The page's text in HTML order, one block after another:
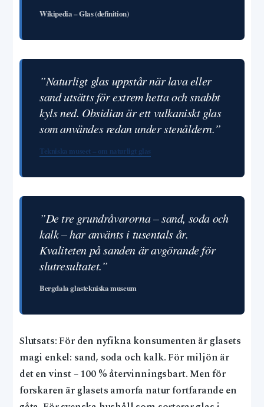
Wikipedia – Glas (definition)
”Naturligt glas uppstår när lava eller
sand utsätts för extrem hetta och snabbt
kyls ned. Obsidian är ett vulkaniskt glas
som användes redan under stenåldern.”
Tekniska museet – om naturligt glas
”De tre grundråvarorna – sand, soda och
kalk – har använts i tusentals år.
Kvaliteten på sanden är avgörande för
slutresultatet.”
Bergdala glastekniska museum
Slutsats: För den nyfikna konsumenten är glasets
magi enkel: sand, soda och kalk. För miljön är
det en vinst – 100 % återvinningsbart. Men för
forskaren är glasets amorfa natur fortfarande en